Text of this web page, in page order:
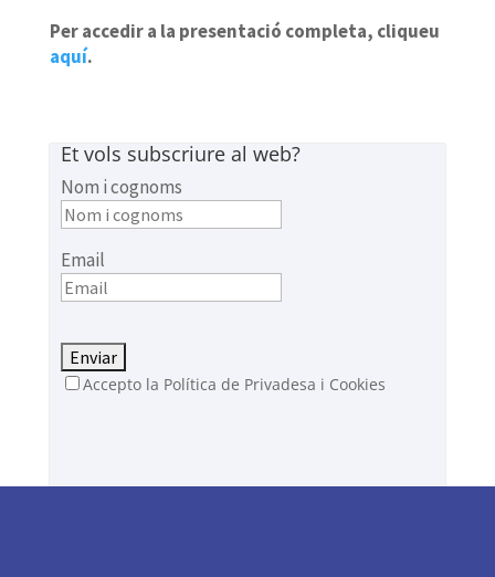
Per accedir a la presentació completa, cliqueu
aquí.
Et vols subscriure al web?
Nom i cognoms
Email
Accepto la Política de Privadesa i Cookies